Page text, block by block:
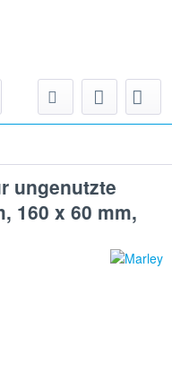
ungenutzte
160 x 60 mm,